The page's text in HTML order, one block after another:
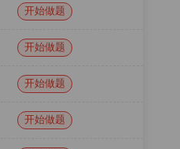
开始做题
开始做题
开始做题
开始做题